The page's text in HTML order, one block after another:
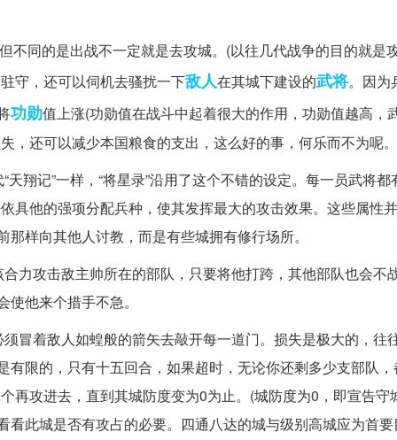
不同的是出战不一定就是去攻城。(以往几代战争的目的就是
守，还可以伺机去骚扰一下敌人在其城下建设的武将。因为
功勋值上涨(功勋值在战斗中起着很大的作用，功勋值越高，
，还可以减少本国粮食的支出，这么好的事，何乐而不为呢。
翔记”一样，“将星录”沿用了这个不错的设定。每一员武将
具他的强项分配兵种，使其发挥最大的攻击效果。这些属性
样向其他人讨教，而是有些城拥有修行场所。
力攻击敌主帅所在的部队，只要将他打跨，其他部队也会不
他来个措手不急。
冒着敌人如蝗般的箭矢去敲开每一道门。损失是极大的，往
有限的，只有十五回合，如果超时，无论你还剩多少支部队
再攻进去，直到其城防度变为0为止。(城防度为0，即宣告守
看此城是否有攻占的必要。四通八达的城与级别高城应为首